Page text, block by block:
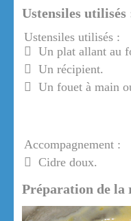
Ustensiles utilisés
Ustensiles utilisés :
Un plat allant au
Un récipient.
Un fouet à main
Accompagnement :
Cidre doux.
Préparation de la